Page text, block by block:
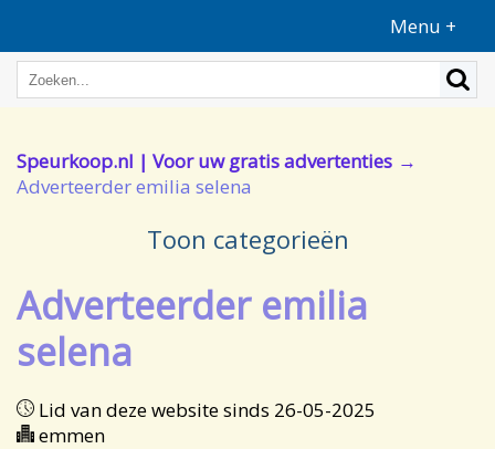
Menu +
Speurkoop.nl | Voor uw gratis advertenties
Adverteerder emilia selena
Toon categorieën
Adverteerder emilia
selena
Lid van deze website sinds 26-05-2025
emmen